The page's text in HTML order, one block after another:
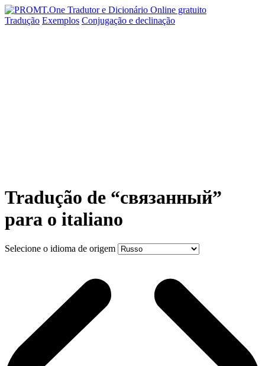
Tradução Exemplos Conjugação e declinação
Tradução de “связанный”
para o italiano
Selecione o idioma de origem